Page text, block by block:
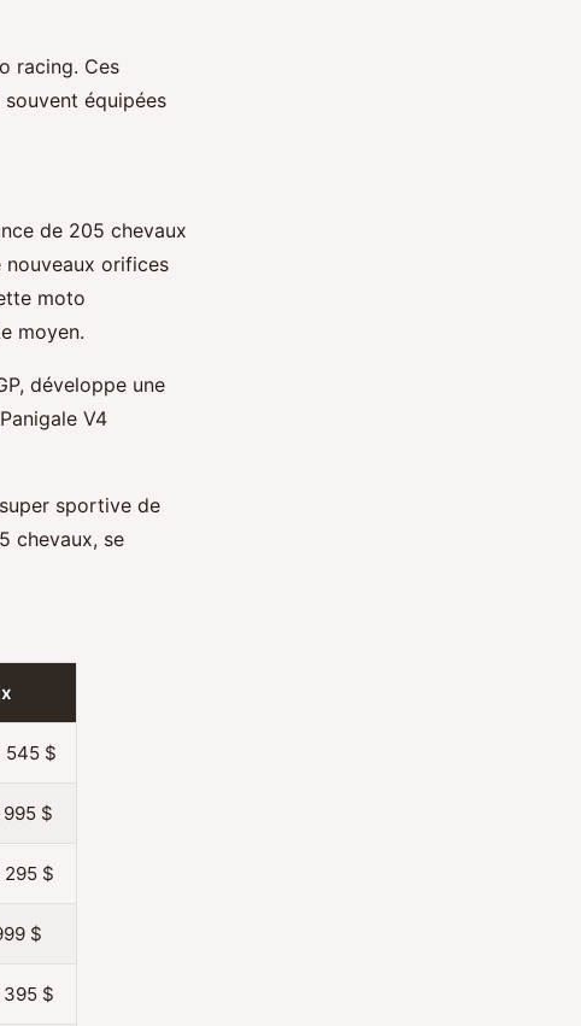
racing. Ces
équipées
de 205 chevaux
orifices
moto
moyen.
développe une
V4
sportive de
chevaux, se
545 $
995 $
295 $
$
395 $